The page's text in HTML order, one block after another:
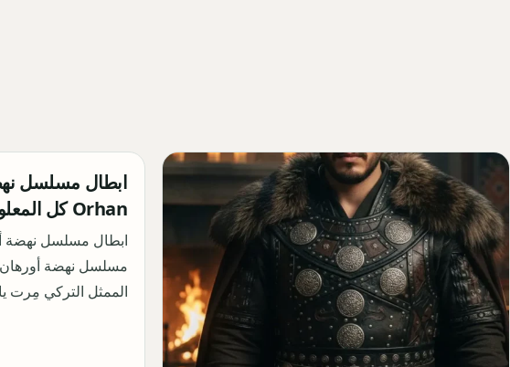
Orhan كل المعلومات والتفاصيل
ابطال مسلسل نهضة
مسلسل نهضة أورهان
الممثل التركي مِرت